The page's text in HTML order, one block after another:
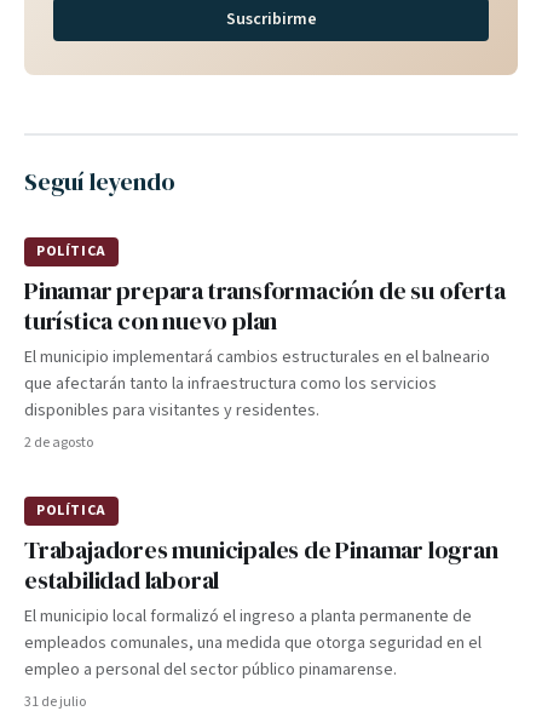
Suscribirme
Seguí leyendo
POLÍTICA
Pinamar prepara transformación de su oferta
turística con nuevo plan
El municipio implementará cambios estructurales en el balneario
que afectarán tanto la infraestructura como los servicios
disponibles para visitantes y residentes.
2 de agosto
POLÍTICA
Trabajadores municipales de Pinamar logran
estabilidad laboral
El municipio local formalizó el ingreso a planta permanente de
empleados comunales, una medida que otorga seguridad en el
empleo a personal del sector público pinamarense.
31 de julio